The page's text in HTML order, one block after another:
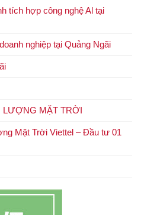
tích hợp công nghệ Al tại
nghiệp tại Quảng Ngãi
LƯỢNG MẶT TRỜI
Mặt Trời Viettel – Đầu tư 01